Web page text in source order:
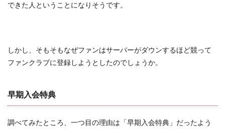
できた人ということになりそうです。
しかし、そもそもなぜファンはサーバーがダウンするほど競って
ファンクラブに登録しようとしたのでしょうか。
早期入会特典
調べてみたところ、一つ目の理由は「早期入会特典」だったよう